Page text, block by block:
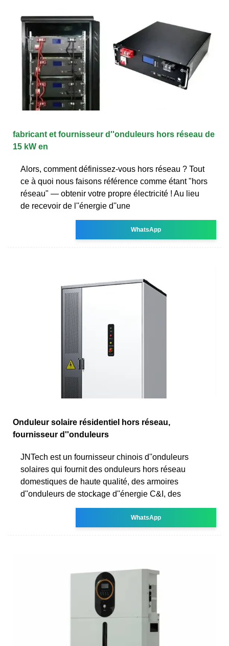
fabricant et fournisseur d''onduleurs hors réseau de
15 kW en
Alors, comment définissez-vous hors réseau ? Tout
ce à quoi nous faisons référence comme étant "hors
réseau" — obtenir votre propre électricité ! Au lieu
de recevoir de l''énergie d''une
WhatsApp
Onduleur solaire résidentiel hors réseau,
fournisseur d''onduleurs
JNTech est un fournisseur chinois d''onduleurs
solaires qui fournit des onduleurs hors réseau
domestiques de haute qualité, des armoires
d''onduleurs de stockage d''énergie C&I, des
WhatsApp